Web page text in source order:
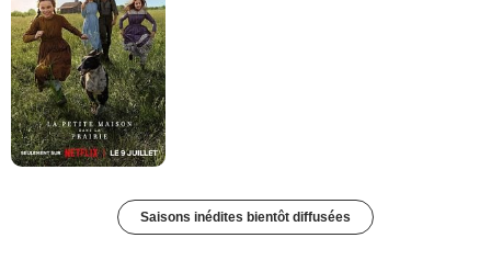
Saisons inédites bientôt diffusées